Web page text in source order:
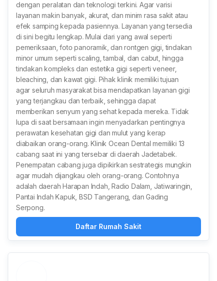
dengan peralatan dan teknologi terkini. Agar varisi
layanan makin banyak, akurat, dan minim rasa sakit atau
efek samping kepada pasiennya. Layanan yang tersedia
di sini begitu lengkap. Mulai dari yang awal seperti
pemeriksaan, foto panoramik, dan rontgen gigi, tindakan
minor umum seperti scaling, tambal, dan cabut, hingga
tindakan kompleks dan estetika gigi seperti veneer,
bleaching, dan kawat gigi. Pihak klinik memiliki tujuan
agar seluruh masyarakat bisa mendapatkan layanan gigi
yang terjangkau dan terbaik, sehingga dapat
memberikan senyum yang sehat kepada mereka. Tidak
lupa di saat bersamaan ingin menyadarkan pentingnya
perawatan kesehatan gigi dan mulut yang kerap
diabaikan orang-orang. Klinik Ocean Dental memiliki 13
cabang saat ini yang tersebar di daerah Jadetabek.
Penempatan cabang juga dipikirkan sestrategis mungkin
agar mudah dijangkau oleh orang-orang. Contohnya
adalah daerah Harapan Indah, Radio Dalam, Jatiwaringin,
Pantai Indah Kapuk, BSD Tangerang, dan Gading
Serpong.
Daftar Rumah Sakit